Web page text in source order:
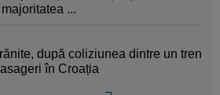
...
după coliziunea dintre un tren
în Croația